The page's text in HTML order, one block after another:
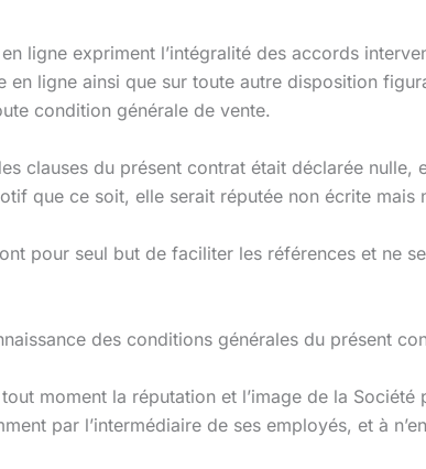
ligne expriment l’intégralité des accords
en ligne ainsi que sur toute autre disposition
condition générale de vente.
clauses du présent contrat était déclarée
que ce soit, elle serait réputée non écrite mais
pour seul but de faciliter les références et ne
des conditions générales du présent
tout moment la réputation et l’image de la
par l’intermédiaire de ses employés, et à